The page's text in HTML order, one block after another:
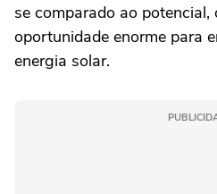
se comparado ao
oportunidade enorme para
energia solar.